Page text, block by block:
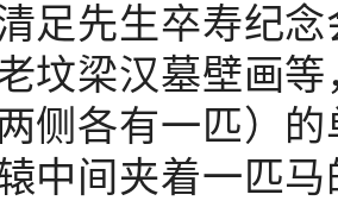
足先生卒寿纪
坟梁汉墓壁画
侧各有一匹）
中间夹着一匹